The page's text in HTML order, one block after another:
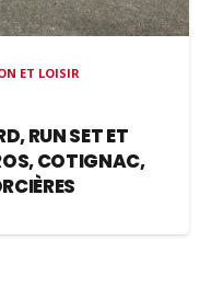
ET LOISIR
RUN SET ET
COTIGNAC,